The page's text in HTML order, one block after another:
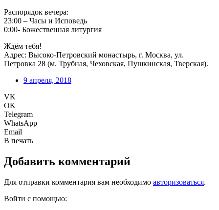
Распорядок вечера:
23:00 – Часы и Исповедь
0:00- Божественная литургия
Ждём тебя!
Адрес: Высоко-Петровский монастырь, г. Москва, ул.
Петровка 28 (м. Трубная, Чеховская, Пушкинская, Тверская).
9 апреля, 2018
VK
OK
Telegram
WhatsApp
Email
В печать
Добавить комментарий
Для отправки комментария вам необходимо авторизоваться.
Войти с помощью: